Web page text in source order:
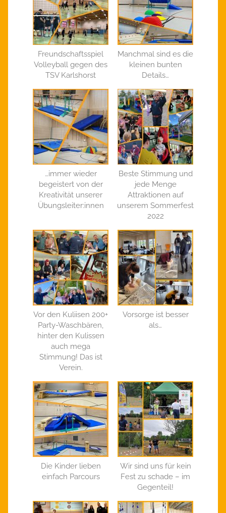
Freundschaftsspiel
Volleyball gegen des
TSV Karlshorst
Manchmal sind es die
kleinen bunten
Details…
…immer wieder
begeistert von der
Kreativität unserer
Übungsleiter:innen
Beste Stimmung und
jede Menge
Attraktionen auf
unserem Sommerfest
2022
Vor den Kuliisen 200+
Party-Waschbären,
hinter den Kulissen
auch mega
Stimmung! Das ist
Verein.
Vorsorge ist besser
als…
Die Kinder lieben
einfach Parcours
Wir sind uns für kein
Fest zu schade – im
Gegenteil!